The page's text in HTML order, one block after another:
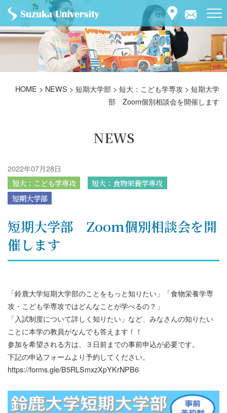
HOME > NEWS > 短期大学部 > 短大：こども学専攻 > 短期大学
部 Zoom個別相談会を開催します
NEWS
2022年07月28日
短大：こども学専攻
短大：食物栄養学専攻
短期大学部
短期大学部 Zoom個別相談会を開
催します
「鈴鹿大学短期大学部のことをもっと知りたい」「食物栄養学専
攻・こども学専攻ではどんなことが学べるの？」
「入試制度について詳しく知りたい」など、みなさんの知りたい
ことに本学の教員がなんでも答えます！！
参加を希望される方は、３日前までの事前申込が必要です。
下記の申込フォームより予約してください。
https://forms.gle/B5RLSmxzXpYKrNPB6